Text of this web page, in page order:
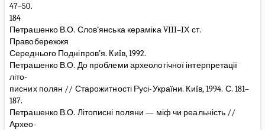
47–50.
184
Петрашенко В.О. Слов’янська кераміка VIII–IХ ст.
Правобережжя
Середнього Подніпров’я. Киïв, 1992.
Петрашенко В.О. До проблеми археологічної інтерпретації
літо-
писних полян // Старожитності Русі-України. Киïв, 1994. С. 181–
187.
Петрашенко В.О. Літописні поляни — міф чи реальність //
Архео-